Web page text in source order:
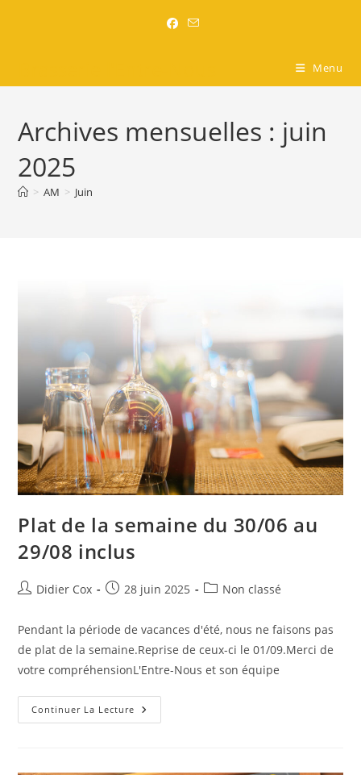
Menu
Archives mensuelles : juin
2025
> AM > Juin
Plat de la semaine du 30/06 au
29/08 inclus
Didier Cox 28 juin 2025 Non classé
Pendant la période de vacances d'été, nous ne faisons pas
de plat de la semaine.Reprise de ceux-ci le 01/09.Merci de
votre compréhensionL'Entre-Nous et son équipe
Continuer La Lecture